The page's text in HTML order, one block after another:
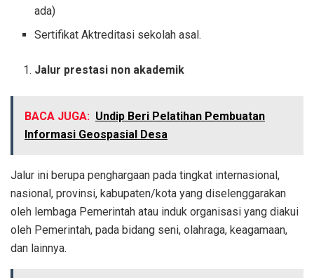
ada)
Sertifikat Aktreditasi sekolah asal.
Jalur prestasi non akademik
BACA JUGA: Undip Beri Pelatihan Pembuatan
Informasi Geospasial Desa
Jalur ini berupa penghargaan pada tingkat internasional,
nasional, provinsi, kabupaten/kota yang diselenggarakan
oleh lembaga Pemerintah atau induk organisasi yang diakui
oleh Pemerintah, pada bidang seni, olahraga, keagamaan,
dan lainnya.